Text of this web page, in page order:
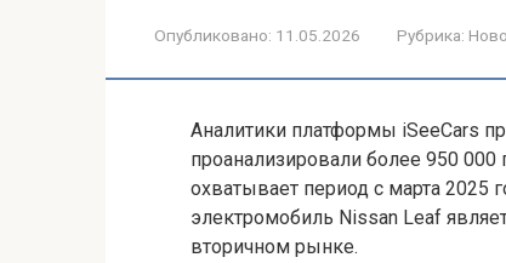
Опубликовано: 11.05.2026 Рубрика:
Аналитики платформы iSeeCars
проанализировали более 950
охватывает период с марта 2025
электромобиль Nissan Leaf
вторичном рынке.